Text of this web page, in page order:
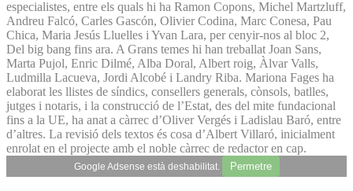
especialistes, entre els quals hi ha Ramon Copons, Michel Martzluff,
Andreu Falcó, Carles Gascón, Olivier Codina, Marc Conesa, Pau
Chica, Maria Jesús Lluelles i Yvan Lara, per cenyir-nos al bloc 2,
Del big bang fins ara. A Grans temes hi han treballat Joan Sans,
Marta Pujol, Enric Dilmé, Alba Doral, Albert roig, Àlvar Valls,
Ludmilla Lacueva, Jordi Alcobé i Landry Riba. Mariona Fages ha
elaborat les llistes de síndics, consellers generals, cònsols, batlles,
jutges i notaris, i la construcció de l’Estat, des del mite fundacional
fins a la UE, ha anat a càrrec d’Oliver Vergés i Ladislau Baró, entre
d’altres. La revisió dels textos és cosa d’Albert Villaró, inicialment
enrolat en el projecte amb el noble càrrec de redactor en cap.
Google Adsense està deshabilitat. Permetre